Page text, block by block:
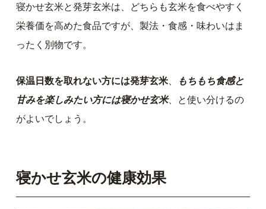
寝かせ玄米と発芽玄米は、どちらも玄米を食べやすく
栄養価を高めた食品ですが、製法・食感・味わいはま
ったく別物です。
保温日数を取れない方には発芽玄米
もちもち食感と
甘みを楽しみたい方には寝かせ玄米、と使い分けるの
がよいでしょう。
寝かせ玄米の健康効果